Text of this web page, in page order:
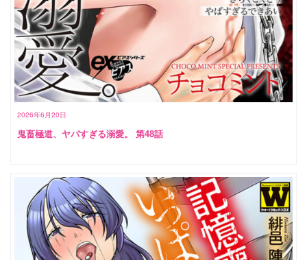
2026年6月20日
鬼畜極道、ヤバすぎる溺愛。 第48話